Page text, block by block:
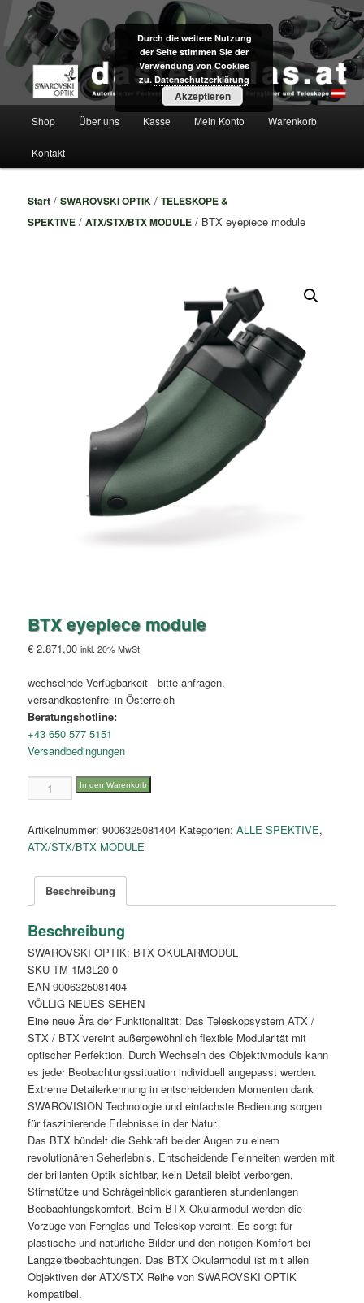
primären
Inhalt
springendasfernglas.at
Fachversand für Swarovski Optik Ferngläser und Teleskope direkt aus Tirol
Shop Über uns Kasse Mein Konto Warenkorb
Kontakt
Start /SWAROVSKI OPTIK /TELESKOPE &
SPEKTIVE /ATX/STX/BTX MODULE / BTX eyepiece module
BTX eyepiece module
€ 2.871,00 inkl. 20% MwSt.
wechselnde Verfügbarkeit - bitte anfragen.
versandkostenfrei in Österreich
Beratungshotline:
+43 650 577 5151
Versandbedingungen
BTX
eyepiece
Menge
In den Warenkorb
Artikelnummer:9006325081404 Kategorien:ALLE SPEKTIVE,
ATX/STX/BTX MODULE
Beschreibung
Beschreibung
SWAROVSKI OPTIK: BTX OKULARMODUL
SKU TM-1M3L20-0
EAN 9006325081404
VÖLLIG NEUES SEHEN
Eine neue Ära der Funktionalität: Das Teleskopsystem ATX /
STX / BTX vereint außergewöhnlich flexible Modularität mit
optischer Perfektion. Durch Wechseln des Objektivmoduls kann
es jeder Beobachtungssituation individuell angepasst werden.
Extreme Detailerkennung in entscheidenden Momenten dank
SWAROVISION Technologie und einfachste Bedienung sorgen
für faszinierende Erlebnisse in der Natur.
Das BTX bündelt die Sehkraft beider Augen zu einem
revolutionären Seherlebnis. Entscheidende Feinheiten werden mit
der brillanten Optik sichtbar, kein Detail bleibt verborgen.
Stirnstütze und Schrägeinblick garantieren stundenlangen
Beobachtungskomfort. Beim BTX Okularmodul werden die
Vorzüge von Fernglas und Teleskop vereint. Es sorgt für
plastische und natürliche Bilder und den nötigen Komfort bei
Langzeitbeobachtungen. Das BTX Okularmodul ist mit allen
Objektiven der ATX/STX Reihe von SWAROVSKI OPTIK
kompatibel.
Durch die weitere Nutzung
der Seite stimmen Sie der
Verwendung von Cookies
zu. Datenschutzerklärung
Akzeptieren